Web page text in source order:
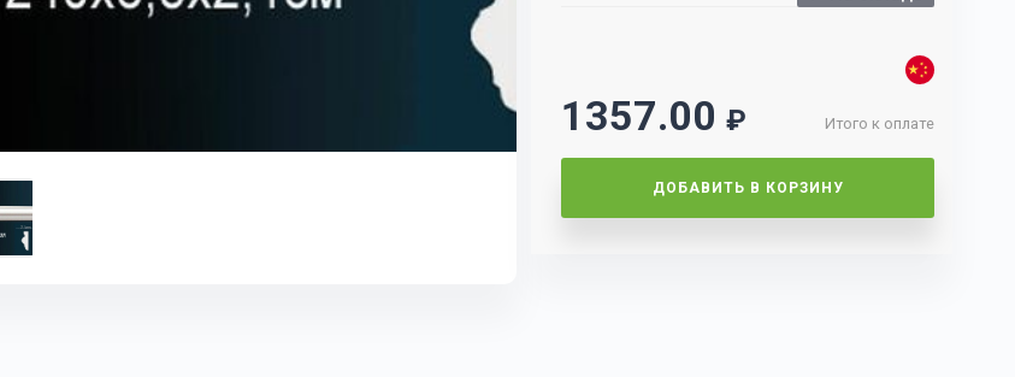
Итого к оплате
1357.00 ₽
ДОБАВИТЬ В КОРЗИНУ